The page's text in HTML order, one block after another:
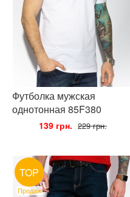
Футболка мужская
однотонная 85F380
139 грн. 229 грн.
TOP
Продаж